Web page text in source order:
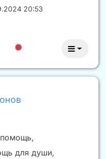
20:53
для души,